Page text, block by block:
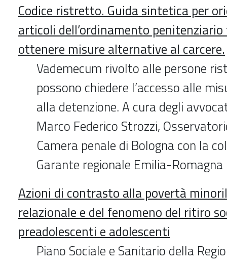
Codice ristretto. Guida sintetica per
articoli dell’ordinamento
ottenere misure alternative al carcere.
Vademecum rivolto alle persone
possono chiedere l’accesso alle
alla detenzione. A cura degli
Marco Federico Strozzi,
Camera penale di Bologna con la
Garante regionale Emilia-
Azioni di contrasto alla povertà
relazionale e del fenomeno del ritiro
preadolescenti e adolescenti
Piano Sociale e Sanitario della